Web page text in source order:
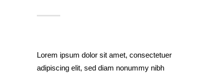
Lorem ipsum dolor sit amet, consectetuer
adipiscing elit, sed diam nonummy nibh